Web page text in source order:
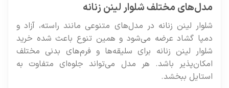
مدل‌های مختلف شلوار لینن زنانه
شلوار لینن زنانه در مدل‌های متنوعی مانند راسته، آزاد و
دمپا گشاد عرضه می‌شود و همین تنوع باعث شده خرید
شلوار لینن زنانه برای سلیقه‌ها و فرم‌های بدنی مختلف
امکان‌پذیر باشد. هر مدل می‌تواند جلوه‌ای متفاوت به
استایل ببخشد.